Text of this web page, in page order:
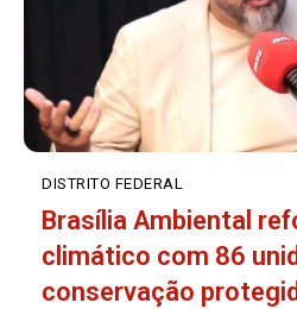
DISTRITO FEDERAL
Brasília Ambiental
climático com 86
conservação